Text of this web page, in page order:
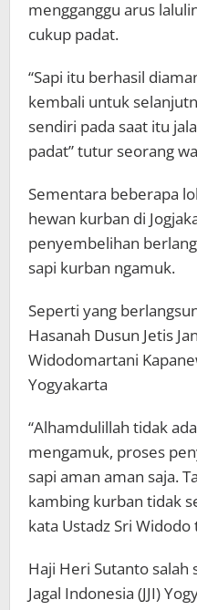
mengganggu arus
cukup padat.
“Sapi itu berhasil
kembali untuk
sendiri pada saat itu
padat” tutur seorang
Sementara beberapa
hewan kurban di
penyembelihan
sapi kurban ngamuk.
Seperti yang
Hasanah Dusun Jetis
Widodomartani
Yogyakarta
“Alhamdulillah tidak
mengamuk, proses
sapi aman aman saja.
kambing kurban tidak
kata Ustadz Sri
Haji Heri Sutanto salah
Jagal Indonesia (JJI)